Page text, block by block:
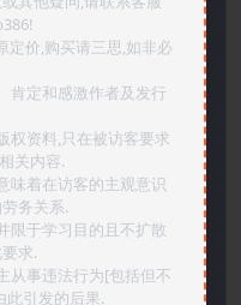
价,购买请三思,如非必
肯定和感激作者及发行
权资料,只在被访客要求
关内容.
味着在访客的主观意识
务关系.
限于学习目的且不扩散
求.
从事违法行为[包括但不
此引发的后果.